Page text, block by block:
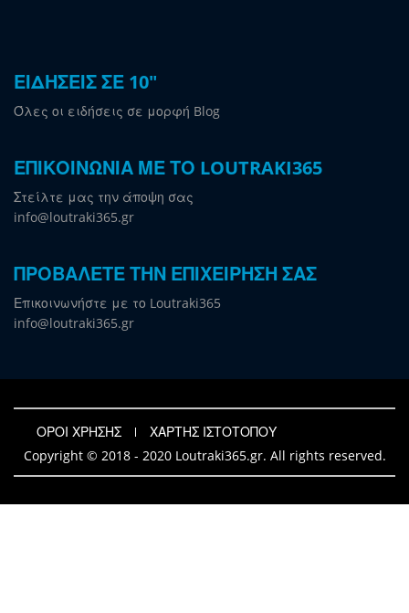
ΕΙΔΗΣΕΙΣ ΣΕ 10"
Όλες οι ειδήσεις σε μορφή Blog
ΕΠΙΚΟΙΝΩΝΙΑ ΜΕ ΤΟ LOUTRAKI365
Στείλτε μας την άποψη σας
info@loutraki365.gr
ΠΡΟΒΑΛΕΤΕ ΤΗΝ ΕΠΙΧΕΙΡΗΣΗ ΣΑΣ
Επικοινωνήστε με το Loutraki365
info@loutraki365.gr
ΟΡΟΙ ΧΡΗΣΗΣ
ΧΑΡΤΗΣ ΙΣΤΟΤΟΠΟΥ
Copyright © 2018 - 2020 Loutraki365.gr. All rights reserved.